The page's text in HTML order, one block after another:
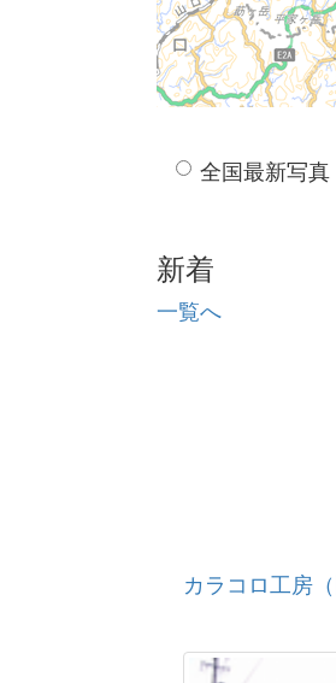
全国最新写
新着
一覧へ
カラコロ工房